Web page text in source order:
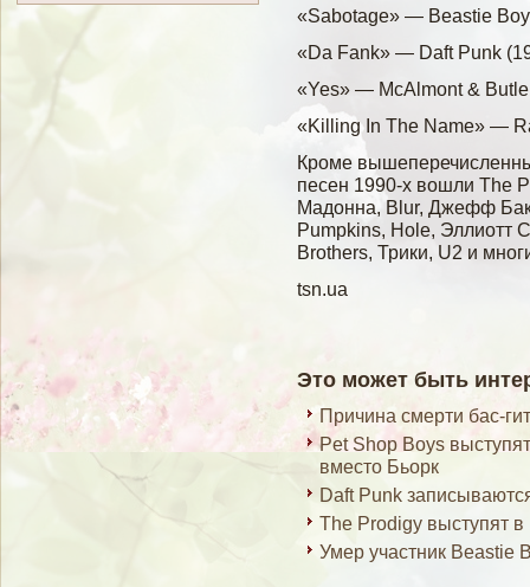
«Sabotage» — Beastie
«Da Fank» — Daft Punk
«Yes» — McAlmont &
«Killing In The Name» —
Кроме
песен 1990-х вошли The
Мадонна, Blur, Джефф
Pumpkins, Hole, Эллиотт
Brothers, Трики, U2 и
tsn.ua
Это может быть
Причина смерти бас-
Pet Shop Boys
вместо Бьорк
Daft Punk
The Prodigy выступят
Умер участник Beastie